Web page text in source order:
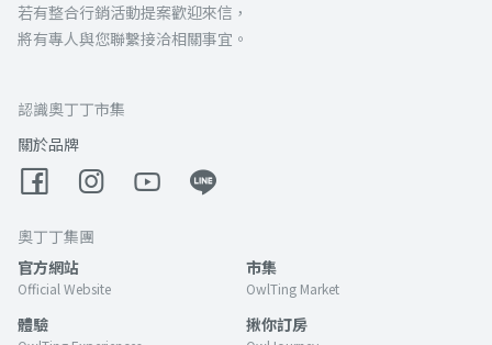
若有整合行銷活動提案歡迎來信，
將有專人與您聯繫接洽相關事宜。
認識奧丁丁市集
關於品牌
奧丁丁集團
官方網站
Official Website
市集
OwlTing Market
體驗 揪你訂房